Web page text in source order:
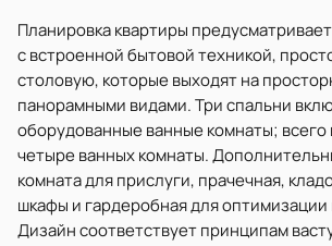
Планировка квартиры
с встроенной бытовой техникой,
столовую, которые выходят на
панорамными видами. Три спальни
оборудованные ванные комнаты; всего
четыре ванных комнаты.
комната для прислуги, прачечная,
шкафы и гардеробная для оптимизации
Дизайн соответствует принципам